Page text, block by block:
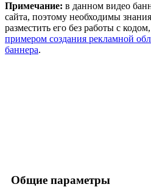
Примечание: в данном видео
сайта, поэтому необходимы
разместить его без работы с
примером создания рекламной
баннера.
Общие параметры